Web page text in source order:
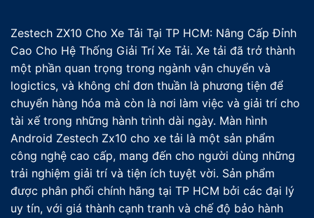
Zestech ZX10 Cho Xe Tải Tại TP HCM: Nâng Cấp Đỉnh
Cao Cho Hệ Thống Giải Trí Xe Tải. Xe tải đã trở thành
một phần quan trọng trong ngành vận chuyển và
logictics, và không chỉ đơn thuần là phương tiện để
chuyển hàng hóa mà còn là nơi làm việc và giải trí cho
tài xế trong những hành trình dài ngày. Màn hình
Android Zestech Zx10 cho xe tải là một sản phẩm
công nghệ cao cấp, mang đến cho người dùng những
trải nghiệm giải trí và tiện ích tuyệt vời. Sản phẩm
được phân phối chính hãng tại TP HCM bởi các đại lý
uy tín, với giá thành cạnh tranh và chế độ bảo hành